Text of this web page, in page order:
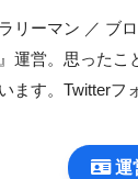
リーマン ／ ブ
運営。思ったこ
ます。Twitterフ
運